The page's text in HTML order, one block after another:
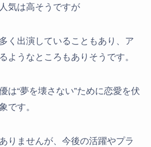
気は高そうですが
く出演していることもあり、ア
ようなところもありそうです。
は“夢を壊さない”ために恋愛を伏
です。
りませんが、今後の活躍やプラ